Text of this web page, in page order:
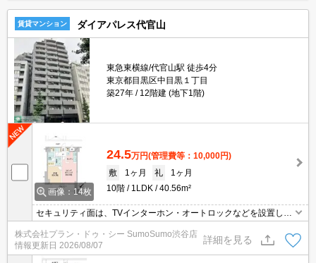
賃貸マンション ダイアパレス代官山
東急東横線/代官山駅 徒歩4分
東京都目黒区中目黒１丁目
築27年
12階建 (地下1階)
画像：14枚
24.5万円(管理費等：10,000円)
敷
1ヶ月 礼
1ヶ月
10階
1LDK 40.56m²
セキュリティ面は、TVインターホン・オートロックなどを設置して
いるので安全面でも優れております。収納はクロゼット・シューズ
ボックスなど豊富なので、広々と空間を利用することも可能です。
室内設備は洗面所独立・浴室乾燥機などが揃っているので、快適に
過ごしやすいお部屋になります。マンションタイプのお部屋です。
株式会社プラン・ドゥ・シー SumoSumo渋谷店
情報更新日 2026/08/07
詳細を見る